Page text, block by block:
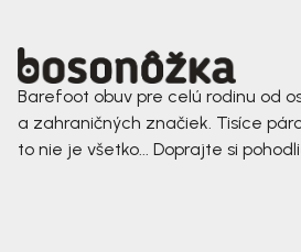
Barefoot obuv pre celú rodinu od
a zahraničných značiek. Tisíce
to nie je všetko... Doprajte si